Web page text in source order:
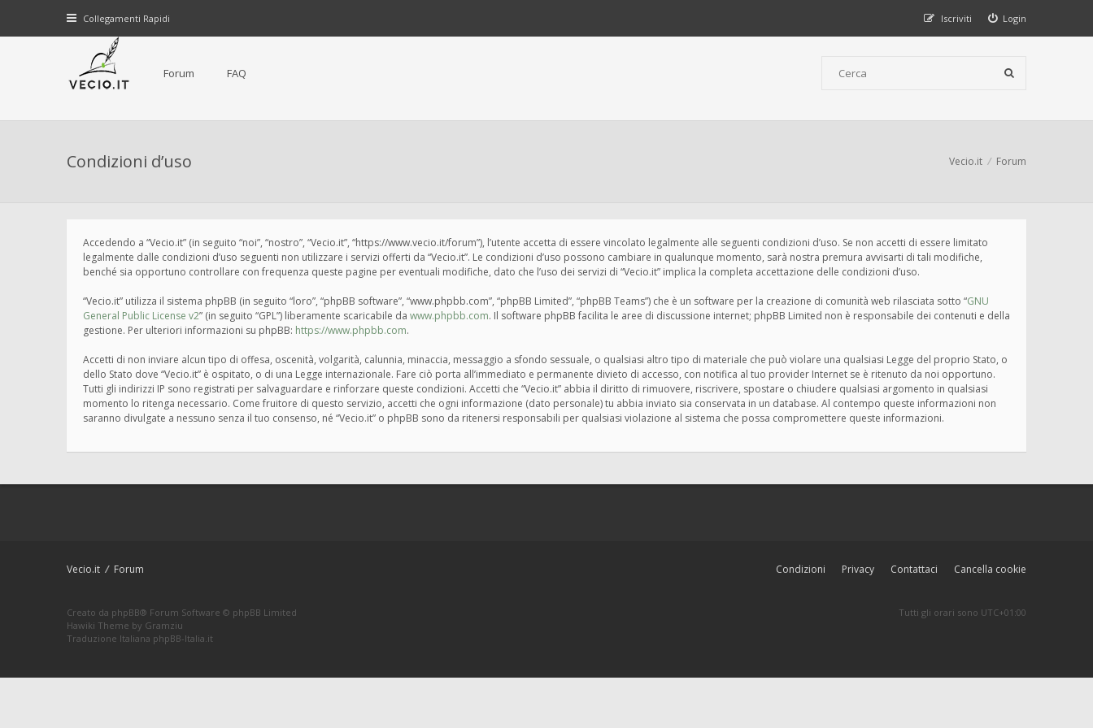
Collegamenti Rapidi Login
Iscriviti
Forum FAQ
Condizioni d’uso Vecio.it Forum
Accedendo a “Vecio.it” (in seguito “noi”, “nostro”, “Vecio.it”, “https://www.vecio.it/forum”), l’utente accetta di essere vincolato legalmente alle seguenti condizioni d’uso. Se non accetti di essere limitato
legalmente dalle condizioni d’uso seguenti non utilizzare i servizi offerti da “Vecio.it”. Le condizioni d’uso possono cambiare in qualunque momento, sarà nostra premura avvisarti di tali modifiche,
benché sia opportuno controllare con frequenza queste pagine per eventuali modifiche, dato che l’uso dei servizi di “Vecio.it” implica la completa accettazione delle condizioni d’uso.
“Vecio.it” utilizza il sistema phpBB (in seguito “loro”, “phpBB software”, “www.phpbb.com”, “phpBB Limited”, “phpBB Teams”) che è un software per la creazione di comunità web rilasciata sotto “GNU
General Public License v2” (in seguito “GPL”) liberamente scaricabile da www.phpbb.com. Il software phpBB facilita le aree di discussione internet; phpBB Limited non è responsabile dei contenuti e della
gestione. Per ulteriori informazioni su phpBB: https://www.phpbb.com.
Accetti di non inviare alcun tipo di offesa, oscenità, volgarità, calunnia, minaccia, messaggio a sfondo sessuale, o qualsiasi altro tipo di materiale che può violare una qualsiasi Legge del proprio Stato, o
dello Stato dove “Vecio.it” è ospitato, o di una Legge internazionale. Fare ciò porta all’immediato e permanente divieto di accesso, con notifica al tuo provider Internet se è ritenuto da noi opportuno.
Tutti gli indirizzi IP sono registrati per salvaguardare e rinforzare queste condizioni. Accetti che “Vecio.it” abbia il diritto di rimuovere, riscrivere, spostare o chiudere qualsiasi argomento in qualsiasi
momento lo ritenga necessario. Come fruitore di questo servizio, accetti che ogni informazione (dato personale) tu abbia inviato sia conservata in un database. Al contempo queste informazioni non
saranno divulgate a nessuno senza il tuo consenso, né “Vecio.it” o phpBB sono da ritenersi responsabili per qualsiasi violazione al sistema che possa compromettere queste informazioni.
Vecio.it Forum Cancella cookie
Contattaci
Privacy
Condizioni
Creato da phpBB® Forum Software © phpBB Limited
Hawiki Theme by Gramziu
Traduzione Italiana phpBB-Italia.it
Tutti gli orari sono UTC+01:00